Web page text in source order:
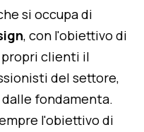
si occupa di
, con l'obiettivo di
clienti il
del settore,
fondamenta.
l'obiettivo di